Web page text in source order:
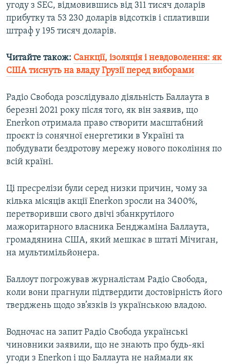
угоду з SEC, відмовившись від 311 тисяч доларів
прибутку та 53 230 доларів відсотків і сплативши
штраф у 195 тисяч доларів.
Читайте також: Санкції, ізоляція і невдоволення: як
США тиснуть на владу Грузії перед виборами
Радіо Свобода розслідувало діяльність Баллаута в
березні 2021 року після того, як він заявив, що
Enerkon отримала право створити масштабний
проєкт із сонячної енергетики в Україні та
побудувати бездротову мережу нового покоління по
всій країні.
Ці пресрелізи були серед низки причин, чому за
кілька місяців акції Enerkon зросли на 3400%,
перетворивши свого двічі збанкрутілого
мажоритарного власника Бенджаміна Баллаута,
громадянина США, який мешкає в штаті Мічиган,
на мультимільйонера.
Баллоут погрожував журналістам Радіо Свобода,
коли вони прагнули підтвердити достовірність його
тверджень щодо зв’язків із українською владою.
Водночас на запит Радіо Свобода українські
чиновники заявили, що не знають про будь-які
угоди з Enerkon і що Баллаута не наймали як